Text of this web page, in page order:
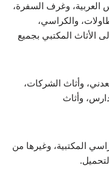
العربية، وغرف السفرة،
والكراسي،
الأثاث المكتبي بجميع
وأثاث الشركات،
وأثاث
المكتبية، وغيرها من